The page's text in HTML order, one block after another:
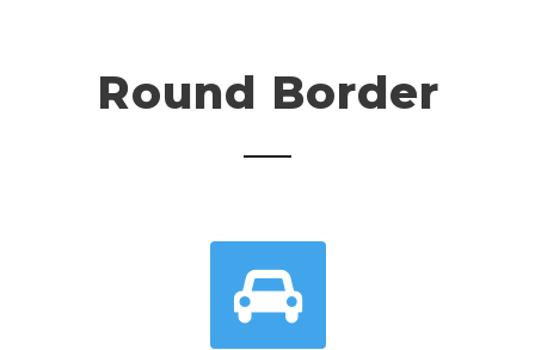
Round Border